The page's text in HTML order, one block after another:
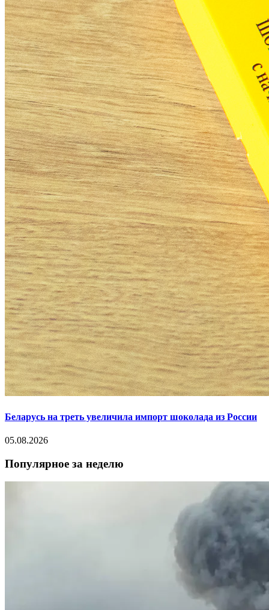
Беларусь на треть увеличила импорт шоколада из России
05.08.2026
Популярное за неделю